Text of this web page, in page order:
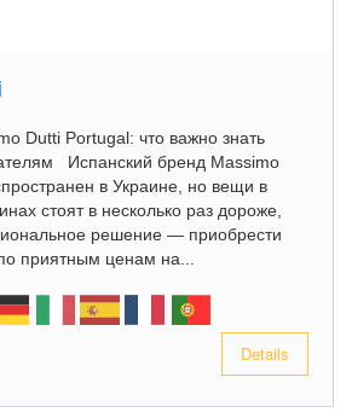
Dutti Portugal: что важно знать
Испанский бренд Massimo
в Украине, но вещи в
стоят в несколько раз дороже,
решение — приобрести
приятным ценам на...
Details